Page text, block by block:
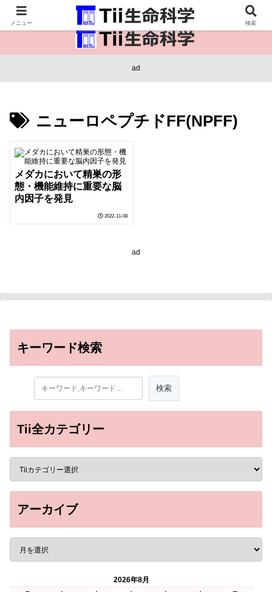
医療保健・生命・生物の情報インフラ。
ad
ニューロペプチドFF(NPFF)
メダカにおいて精巣の形
態・機能維持に重要な脳
内因子を発見
2022-11-08
ad
キーワード検索
Tii全カテゴリー
アーカイブ
2026年8月
メニュー 検索